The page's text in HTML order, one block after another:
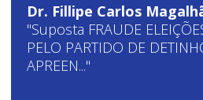
Dr. Fillipe Carlos
"Suposta FRAUDE
PELO PARTIDO DE
APREEN..."